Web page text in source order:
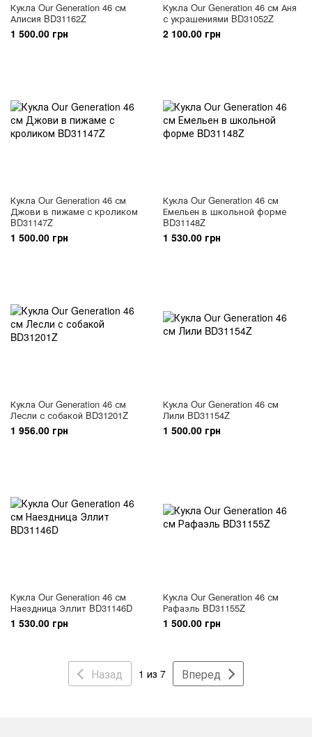
Кукла Our Generation 46 см
Алисия BD31162Z
1 500.00 грн
Кукла Our Generation 46 см Аня
с украшениями BD31052Z
2 100.00 грн
Кукла Our Generation 46 см
Джови в пижаме с кроликом
BD31147Z
1 500.00 грн
Кукла Our Generation 46 см
Емельен в школьной форме
BD31148Z
1 530.00 грн
Кукла Our Generation 46 см
Лесли с собакой BD31201Z
1 956.00 грн
Кукла Our Generation 46 см
Лили BD31154Z
1 500.00 грн
Кукла Our Generation 46 см
Наездница Эллит BD31146D
1 530.00 грн
Кукла Our Generation 46 см
Рафаэль BD31155Z
1 500.00 грн
Назад 1 из 7 Вперед